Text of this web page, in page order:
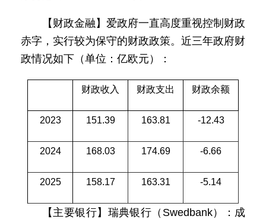
【财政金融】爱政府一直高度重视控制财政
赤字，实行较为保守的财政政策。近三年政府财
政情况如下（单位：亿欧元）：
财政收入 财政支出 财政余额
2023 151.39 163.81 -12.43
2024 168.03 174.69 -6.66
2025 158.17 163.31 -5.14
【主要银行】瑞典银行（Swedbank）：成